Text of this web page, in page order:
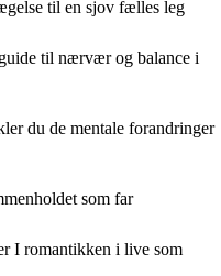
til en sjov fælles leg
til nærvær og balance i
du de mentale forandringer
som far
I romantikken i live som